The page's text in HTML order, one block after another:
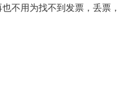
不用为找不到发票，丢票，